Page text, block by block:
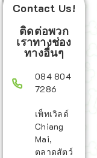
Contact Us!
ติดต่อพวก
เราทางช่อง
ทางอื่นๆ
084 804
7286
เพ็ทเวิลด์
Chiang
Mai,
ตลาดสัตว์